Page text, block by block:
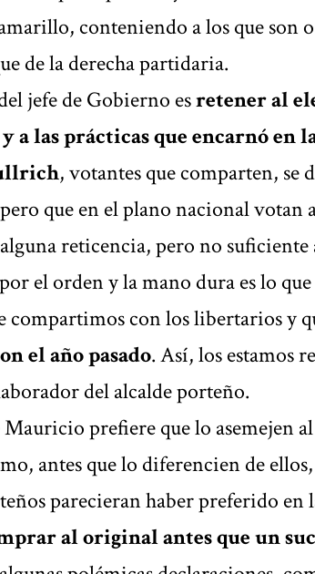
conteniendo a los que son
de la derecha partidaria.
jefe de Gobierno esretener al
a las prácticas que encarnó
, votantes que comparten, se
que en el plano nacional votan
reticencia, pero no suficiente
el orden y la mano dura es lo
compartimos con los libertarios y
el año pasado. Así, los estamos
del alcalde porteño.
prefiere que lo asemejen
antes que lo diferencien de ellos,
parecieran haber preferido en
al original antes que un